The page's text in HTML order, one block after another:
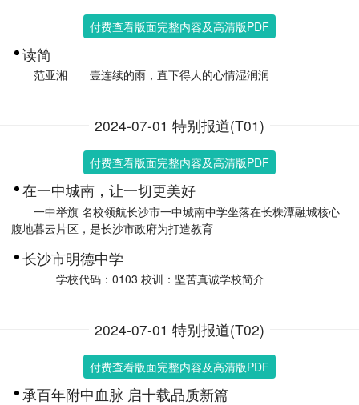
付费查看版面完整内容及高清版PDF
读简
范亚湘 壹连续的雨，直下得人的心情湿润润
2024-07-01 特别报道(T01)
付费查看版面完整内容及高清版PDF
在一中城南，让一切更美好
一中举旗 名校领航长沙市一中城南中学坐落在长株潭融城核心
腹地暮云片区，是长沙市政府为打造教育
长沙市明德中学
学校代码：0103 校训：坚苦真诚学校简介
2024-07-01 特别报道(T02)
付费查看版面完整内容及高清版PDF
承百年附中血脉 启十载品质新篇